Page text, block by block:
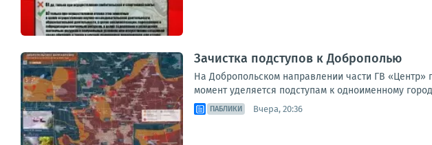
Зачистка подступов к Доброполью
На Добропольском направлении части ГВ «Центр»
момент уделяется подступам к одноименному
ПАБЛИКИ Вчера, 20:36